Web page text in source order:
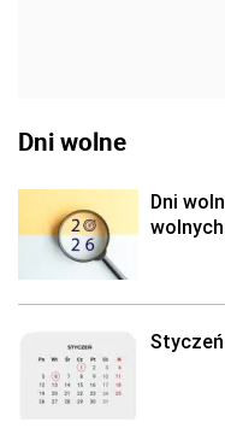
Dni wolne
Dni